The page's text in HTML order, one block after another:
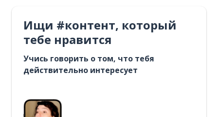
Ищи #контент, который
тебе нравится
Учись говорить о том, что тебя
действительно интересует